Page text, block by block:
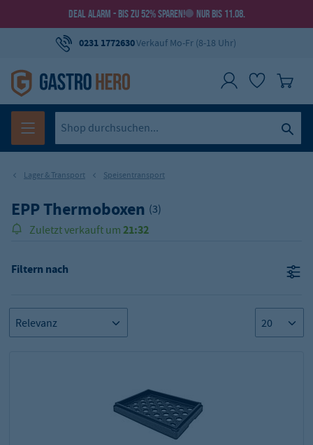
DEAL ALARM - BIS ZU 52% SPAREN! NUR BIS 11.08.
0231 1772630Verkauf Mo-Fr (8-18 Uhr)
Lager & Transport Speisentransport
EPP Thermoboxen (3)
Zuletzt verkauft um 21:32
Filtern nach